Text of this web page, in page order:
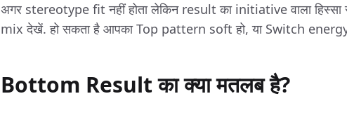
अगर stereotype fit नहीं होता लेकिन result का initiative वाला
mix देखें. हो सकता है आपका Top pattern soft हो, या Switch
Bottom Result का क्या मतलब है?